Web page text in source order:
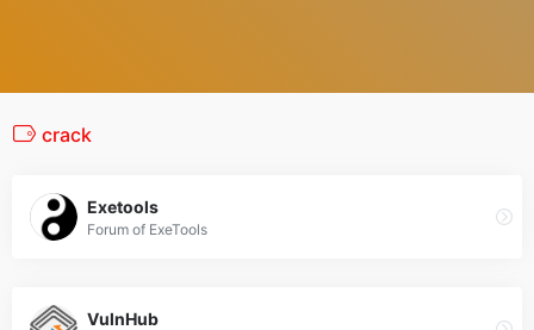
crack
Exetools
Forum of ExeTools
VulnHub